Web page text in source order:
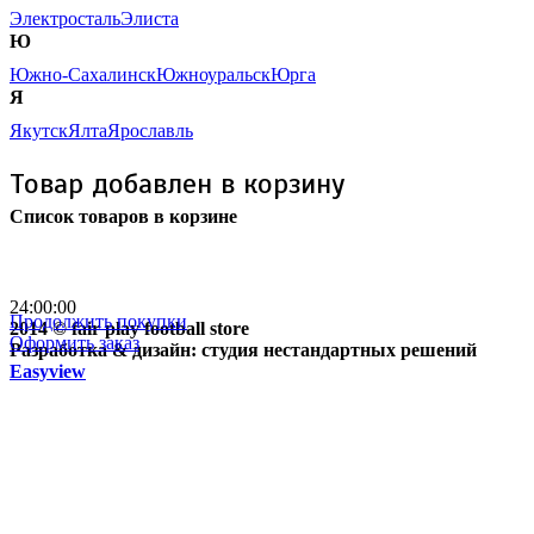
ЭлектростальЭлиста
Ю
Южно-СахалинскЮжноуральскЮрга
Я
ЯкутскЯлтаЯрославль
Товар добавлен в корзину
Список товаров в корзине
Продолжить покупки
Оформить заказ
24:00:00
2014 © fair play football store
Разработка & дизайн: студия нестандартных решений
Easyview